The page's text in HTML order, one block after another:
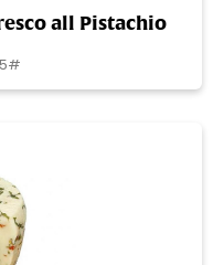
all Pistachio